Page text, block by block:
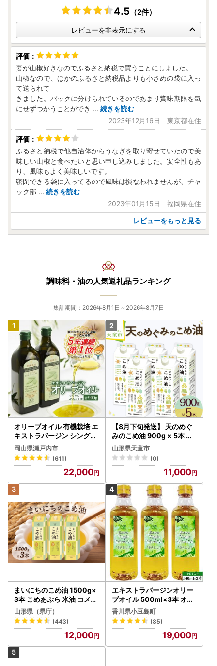
4.5 （2件）
レビューを非表示にする
妻が山椒好きなのでふるさと納税で買うことにしました。
山椒なので、ほかのふるさと納税品よりも小さめの袋に入っ
て送られて
きました。パックに分けられているのであまり賞味期限を気
にせずつかうことができ ... 続きを読む
2023年12月16日 東京都在住
ふるさと納税で他自治体からうなぎを取り寄せていたので美
味しい山椒と食べたいと思い申し込みしました。安全性もあ
り、風味もよく美味しいです。
密閉できる袋に入ってるので風味は損なわれませんが、チャ
ック部 ... 続きを読む
2023年01月15日 福岡県在住
レビューをもっと見る
調味料・油の人気返礼品ランキング
集計期間：2026年8月1日～2026年8月7日
オリーブオイル 有機栽培 エ
キストラバージン シングル
2本 オリーブオイル
岡山県瀬戸内市
(611)
22,000
【8月下旬発送】 天のめぐ
みのこめ油 900g × 5本 米
油
山形県天童市
(0)
11,000
まいにちのこめ油 1500g×
3本 こめあぶら 米油 コメ油
揚げ物 炒め物 サラダ 山形
県 食用油 食用オイル 調理
油 油 食品 山形県 F2Y-173
山形県（県庁）
(443)
12,000
エキストラバージンオリー
ブオイル 500ml×3本 オリ
ーブオイル 食用油
香川県小豆島町
(85)
19,000